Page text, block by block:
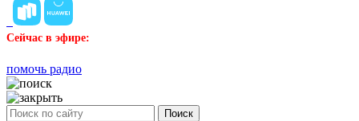
Сейчас в эфире:
помочь радио
Поиск